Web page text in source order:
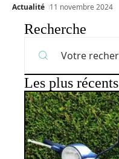
Actualité 11 novembre 2024
Recherche
Les plus récents